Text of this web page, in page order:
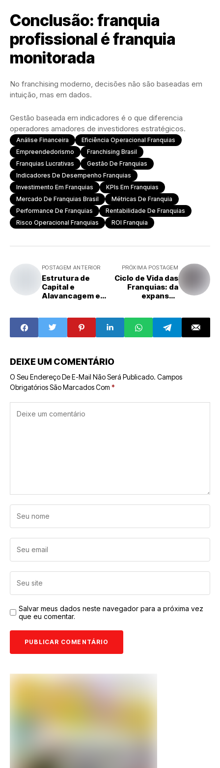
Conclusão: franquia
profissional é franquia
monitorada
No franchising moderno, decisões não são baseadas em
intuição, mas em dados.
Gestão baseada em indicadores é o que diferencia
operadores amadores de investidores estratégicos.
Análise Financeira
Eficiência Operacional Franquias
Empreendedorismo
Franchising Brasil
Franquias Lucrativas
Gestão De Franquias
Indicadores De Desempenho Franquias
Investimento Em Franquias
KPIs Em Franquias
Mercado De Franquias Brasil
Métricas De Franquia
Performance De Franquias
Rentabilidade De Franquias
Risco Operacional Franquias
ROI Franquia
POSTAGEM ANTERIOR
Estrutura de
Capital e
Alavancagem em
com dívida é
estratégia — e
quando vira risco
PRÓXIMA POSTAGEM
Ciclo de Vida das
Franquias: da
expansão
os riscos da
estagnação
DEIXE UM COMENTÁRIO
O Seu Endereço De E-Mail Não Será Publicado. Campos
Obrigatórios São Marcados Com *
Salvar meus dados neste navegador para a próxima vez
que eu comentar.